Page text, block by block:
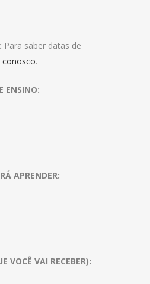
Para saber datas de
conosco.
ENSINO:
APRENDER:
VOCÊ VAI RECEBER):